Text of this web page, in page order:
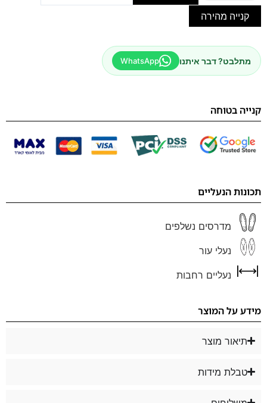
קנייה מהירה
מתלבט? דבר איתנו WhatsApp
קנייה בטוחה
תכונות הנעליים
מדרסים נשלפים
נעלי עור
נעליים רחבות
מידע על המוצר
תיאור מוצר
טבלת מידות